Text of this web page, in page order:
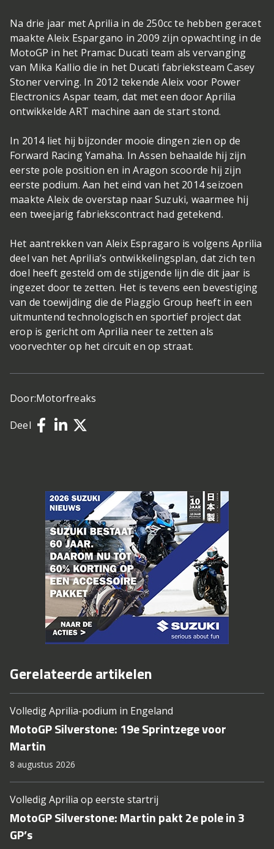
Na drie jaar met Aprilia in de 250cc te hebben geracet
maakte Aleix Espargano in 2009 zijn opwachting in de
MotoGP in het Pramac Ducati team als vervanging
van Mika Kallio die in het Ducati fabrieksteam Casey
Stoner verving. In 2012 tekende Aleix voor Power
Electronics Aspar team, dat met een door Aprilia
ontwikkelde ART machine aan de start stond.
In 2014 liet hij bijzonder mooie dingen zien op de
Forward Racing Yamaha. In Assen behaalde hij zijn
eerste pole position en in Aragon scoorde hij zijn
eerste podium. Aan het eind van het 2014 seizoen
maakte Aleix de overstap naar Suzuki, waarmee hij
een tweejarig fabriekscontract had getekend.
Het aantrekken van Aleix Espragaro is volgens Aprilia
deel van het Aprilia’s ontwikkelingsplan, dat zich ten
doel heeft gesteld om de stijgende lijn die dit jaar is
ingezet door te zetten. Het is tevens een bevestiging
van de toewijding die de Piaggio Group heeft in een
uitmuntend technologisch en sportief project dat
erop is gericht om Aprilia neer te zetten als
voorvechter op het circuit en op straat.
Door:Motorfreaks
Deel
Gerelateerde artikelen
Volledig Aprilia-podium in Engeland
MotoGP Silverstone: 19e Sprintzege voor
Martin
8 augustus 2026
Volledig Aprilia op eerste startrij
MotoGP Silverstone: Martin pakt 2e pole in 3
GP’s